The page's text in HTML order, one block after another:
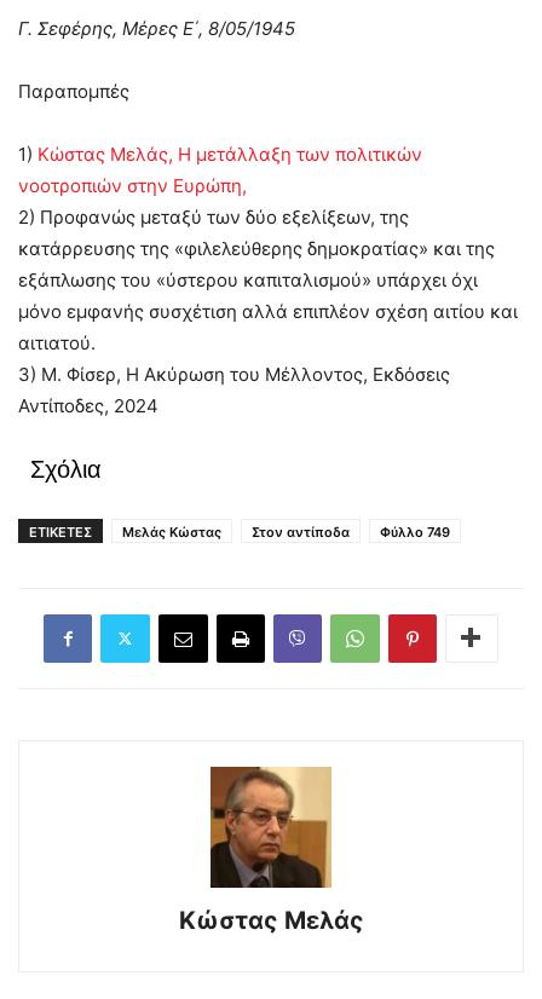
Γ. Σεφέρης, Μέρες Ε΄, 8/05/1945
Παραπομπές
1) Κώστας Μελάς, Η μετάλλαξη των πολιτικών
νοοτροπιών στην Ευρώπη,
2) Προφανώς μεταξύ των δύο εξελίξεων, της
κατάρρευσης της «φιλελεύθερης δημοκρατίας» και της
εξάπλωσης του «ύστερου καπιταλισμού» υπάρχει όχι
μόνο εμφανής συσχέτιση αλλά επιπλέον σχέση αιτίου και
αιτιατού.
3) Μ. Φίσερ, Η Ακύρωση του Μέλλοντος, Εκδόσεις
Αντίποδες, 2024
Σχόλια
ΕΤΙΚΕΤΕΣ Μελάς Κώστας Στον αντίποδα Φύλλο 749
Κώστας Μελάς